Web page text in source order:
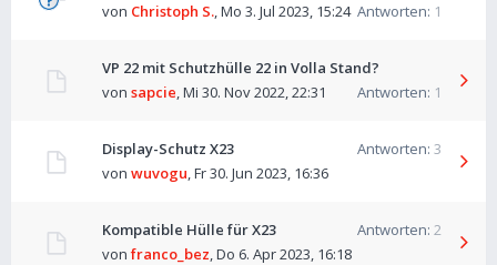
Antworten: 1
von Christoph S.,Mo 3. Jul 2023, 15:24
VP 22 mit Schutzhülle 22 in Volla Stand?
Antworten: 1
von sapcie,Mi 30. Nov 2022, 22:31
Display-Schutz X23 Antworten: 3
von wuvogu,Fr 30. Jun 2023, 16:36
Kompatible Hülle für X23 Antworten: 2
von franco_bez,Do 6. Apr 2023, 16:18